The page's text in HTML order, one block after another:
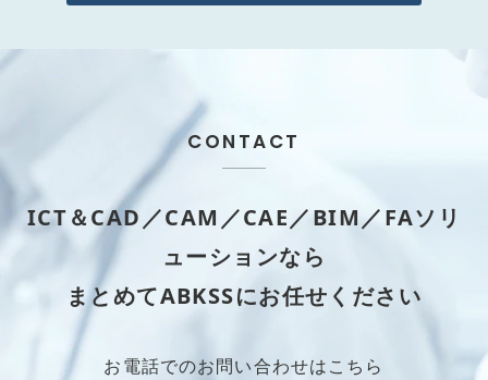
CONTACT
ICT＆CAD／CAM／CAE／BIM／FAソリ
ューションなら
まとめてABKSSにお任せください
お電話でのお問い合わせはこちら